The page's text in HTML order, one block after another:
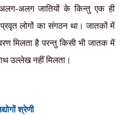
अलग जातियों के किन्तु एक ही
प्रवृत लोगों का संगठन था। जातकों में
मिलता है परन्तु किसी भी जातक में
उल्लेख नहीं मिलता।
श्रेणी